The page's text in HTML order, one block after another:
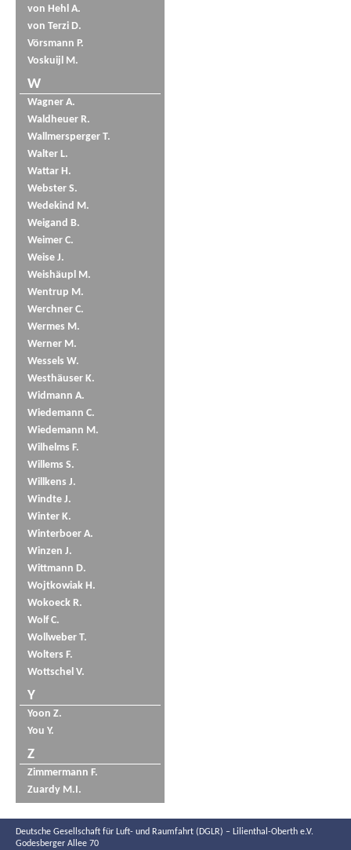
von Hehl A.
von Terzi D.
Vörsmann P.
Voskuijl M.
W
Wagner A.
Waldheuer R.
Wallmersperger T.
Walter L.
Wattar H.
Webster S.
Wedekind M.
Weigand B.
Weimer C.
Weise J.
Weishäupl M.
Wentrup M.
Werchner C.
Wermes M.
Werner M.
Wessels W.
Westhäuser K.
Widmann A.
Wiedemann C.
Wiedemann M.
Wilhelms F.
Willems S.
Willkens J.
Windte J.
Winter K.
Winterboer A.
Winzen J.
Wittmann D.
Wojtkowiak H.
Wokoeck R.
Wolf C.
Wollweber T.
Wolters F.
Wottschel V.
Y
Yoon Z.
You Y.
Z
Zimmermann F.
Zuardy M.I.
Deutsche Gesellschaft für Luft- und Raumfahrt (DGLR) – Lilienthal-Oberth e.V.
Godesberger Allee 70